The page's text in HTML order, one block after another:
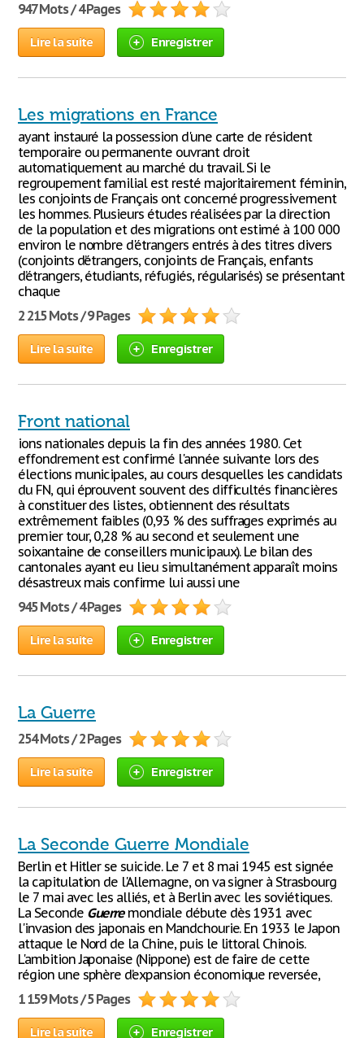
947 Mots / 4 Pages
Lire la suite Enregistrer
Les migrations en France
ayant instauré la possession d'une carte de résident
temporaire ou permanente ouvrant droit
automatiquement au marché du travail. Si le
regroupement familial est resté majoritairement féminin,
les conjoints de Français ont concerné progressivement
les hommes. Plusieurs études réalisées par la direction
de la population et des migrations ont estimé à 100 000
environ le nombre d'étrangers entrés à des titres divers
(conjoints d’étrangers, conjoints de Français, enfants
d’étrangers, étudiants, réfugiés, régularisés) se présentant
chaque
2 215 Mots / 9 Pages
Lire la suite Enregistrer
Front national
ions nationales depuis la fin des années 1980. Cet
effondrement est confirmé l'année suivante lors des
élections municipales, au cours desquelles les candidats
du FN, qui éprouvent souvent des difficultés financières
à constituer des listes, obtiennent des résultats
extrêmement faibles (0,93 % des suffrages exprimés au
premier tour, 0,28 % au second et seulement une
soixantaine de conseillers municipaux). Le bilan des
cantonales ayant eu lieu simultanément apparaît moins
désastreux mais confirme lui aussi une
945 Mots / 4 Pages
Lire la suite Enregistrer
La Guerre
254 Mots / 2 Pages
Lire la suite Enregistrer
La Seconde Guerre Mondiale
Berlin et Hitler se suicide. Le 7 et 8 mai 1945 est signée
la capitulation de l'Allemagne, on va signer à Strasbourg
le 7 mai avec les alliés, et à Berlin avec les soviétiques.
La Seconde Guerremondiale débute dès 1931 avec
l'invasion des japonais en Mandchourie. En 1933 le Japon
attaque le Nord de la Chine, puis le littoral Chinois.
L'ambition Japonaise (Nippone) est de faire de cette
région une sphère d’expansion économique reversée,
1 159 Mots / 5 Pages
Lire la suite Enregistrer